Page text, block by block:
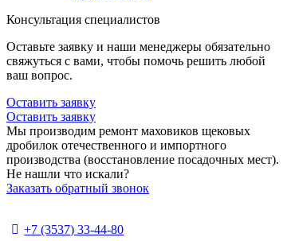
Консультация специалистов
Оставьте заявку и наши менеджеры обязательно
свяжуться с вами, чтобы помочь решить любой
ваш вопрос.
Оставить заявку
Оставить заявку
Мы производим ремонт маховиков щековых
дробилок отечественного и импортного
производства (восстановление посадочных мест).
Не нашли что искали?
Заказать обратный звонок
+7 (3537) 33-44-80